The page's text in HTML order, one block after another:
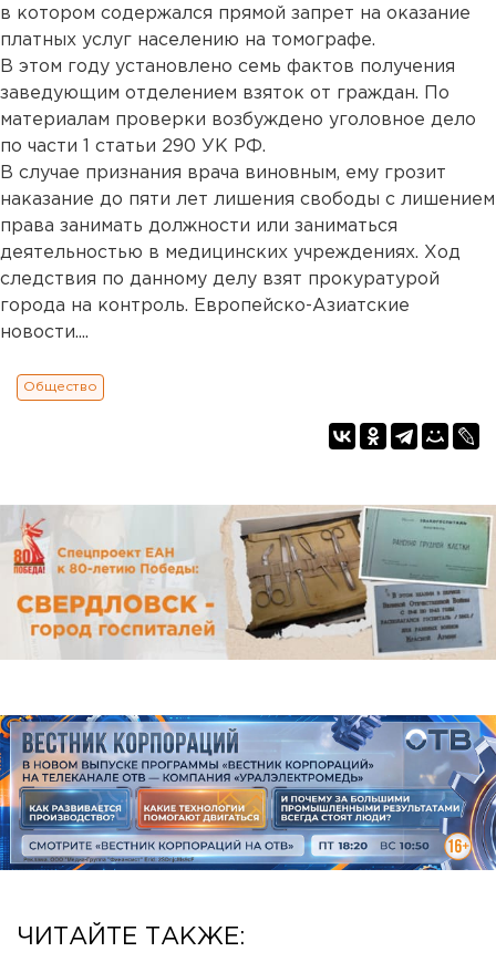
в котором содержался прямой запрет на оказание
платных услуг населению на томографе.
В этом году установлено семь фактов получения
заведующим отделением взяток от граждан. По
материалам проверки возбуждено уголовное дело
по части 1 статьи 290 УК РФ.
В случае признания врача виновным, ему грозит
наказание до пяти лет лишения свободы с лишением
права занимать должности или заниматься
деятельностью в медицинских учреждениях. Ход
следствия по данному делу взят прокуратурой
города на контроль. Европейско-Азиатские
новости....
Общество
ЧИТАЙТЕ ТАКЖЕ: